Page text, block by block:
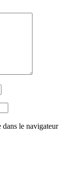
le navigateur